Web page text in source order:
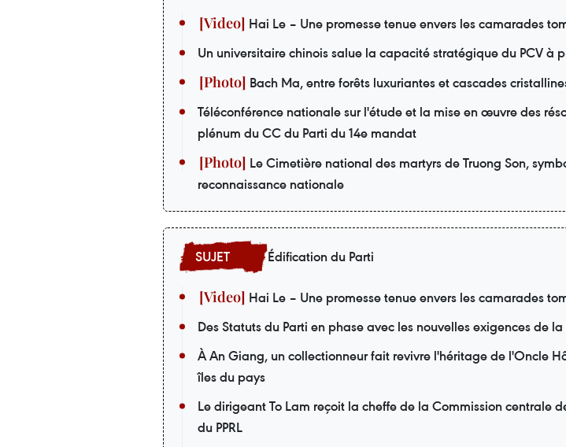
Hai Le – Une promesse tenue envers les camarades
Un universitaire chinois salue la capacité stratégique du PCV à
Bach Ma, entre forêts luxuriantes et cascades
Téléconférence nationale sur l'étude et la mise en œuvre des
plénum du CC du Parti du 14e mandat
Le Cimetière national des martyrs de Truong Son,
reconnaissance nationale
Édification du Parti
Hai Le – Une promesse tenue envers les camarades
Des Statuts du Parti en phase avec les nouvelles exigences de
À An Giang, un collectionneur fait revivre l'héritage de l'Oncle
îles du pays
Le dirigeant To Lam reçoit la cheffe de la Commission centrale
du PPRL